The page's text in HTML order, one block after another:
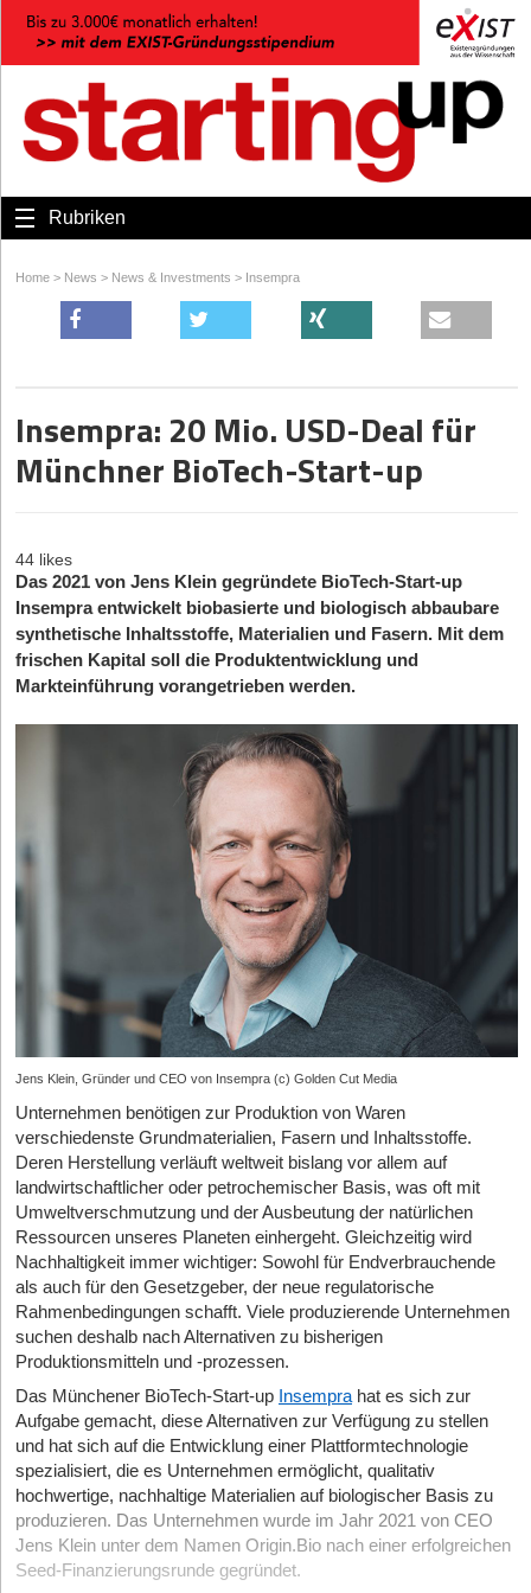
Rubriken
Home > News > News & Investments > Insempra
Insempra: 20 Mio. USD-Deal für
Münchner BioTech-Start-up
44 likes
Das 2021 von Jens Klein gegründete BioTech-Start-up
Insempra entwickelt biobasierte und biologisch abbaubare
synthetische Inhaltsstoffe, Materialien und Fasern. Mit dem
frischen Kapital soll die Produktentwicklung und
Markteinführung vorangetrieben werden.
Jens Klein, Gründer und CEO von Insempra (c) Golden Cut Media
Unternehmen benötigen zur Produktion von Waren
verschiedenste Grundmaterialien, Fasern und Inhaltsstoffe.
Deren Herstellung verläuft weltweit bislang vor allem auf
landwirtschaftlicher oder petrochemischer Basis, was oft mit
Umweltverschmutzung und der Ausbeutung der natürlichen
Ressourcen unseres Planeten einhergeht. Gleichzeitig wird
Nachhaltigkeit immer wichtiger: Sowohl für Endverbrauchende
als auch für den Gesetzgeber, der neue regulatorische
Rahmenbedingungen schafft. Viele produzierende Unternehmen
suchen deshalb nach Alternativen zu bisherigen
Produktionsmitteln und -prozessen.
Das Münchener BioTech-Start-up Insempra hat es sich zur
Aufgabe gemacht, diese Alternativen zur Verfügung zu stellen
und hat sich auf die Entwicklung einer Plattformtechnologie
spezialisiert, die es Unternehmen ermöglicht, qualitativ
hochwertige, nachhaltige Materialien auf biologischer Basis zu
produzieren. Das Unternehmen wurde im Jahr 2021 von CEO
Jens Klein unter dem Namen Origin.Bio nach einer erfolgreichen
Seed-Finanzierungsrunde gegründet.